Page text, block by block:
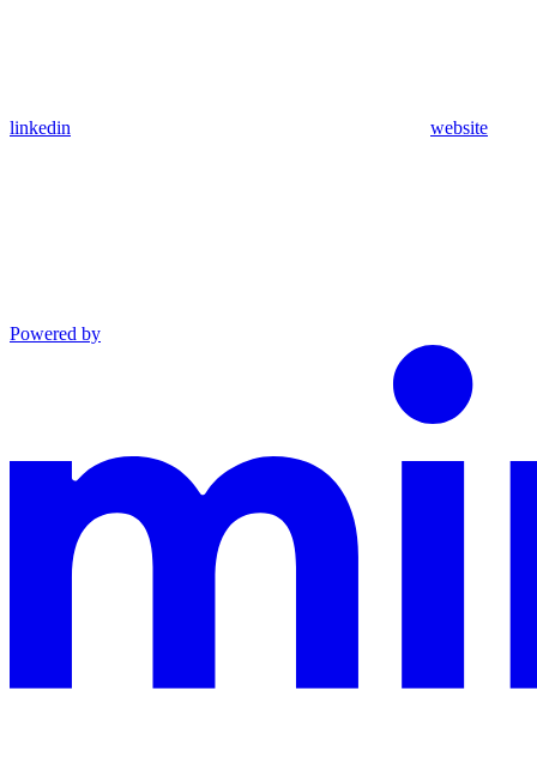
linkedin website
Powered by